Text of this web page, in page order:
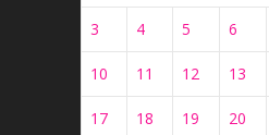
3 4 5 6
10 11 12 13
17 18 19 20